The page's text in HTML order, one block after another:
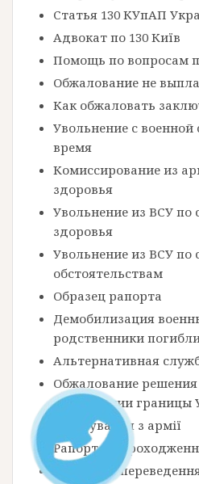
Статья 130 КУпАП
Адвокат по 130 Київ
Помощь по вопросам
Обжалование не
Как обжаловать
Увольнение с
время
Комиссирование из
здоровья
Увольнение из ВСУ по
здоровья
Увольнение из ВСУ по
обстоятельствам
Образец рапорта
Демобилизация
родственники
Альтернативная
Обжалование решения
пересечении границы
Комісування з армії
Рапорт на
Рапорт на